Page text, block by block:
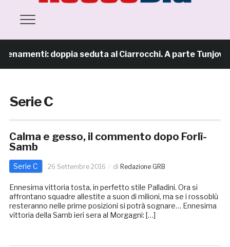
doppia seduta al Ciarrocchi. A parte Tunjov
Serie C
Calma e gesso, il commento dopo Forlì-
Samb
Serie C 26 Settembre 2016 di Redazione GRB
Ennesima vittoria tosta, in perfetto stile Palladini. Ora si
affrontano squadre allestite a suon di milioni, ma se i rossoblù
resteranno nelle prime posizioni si potrà sognare… Ennesima
vittoria della Samb ieri sera al Morgagni: […]